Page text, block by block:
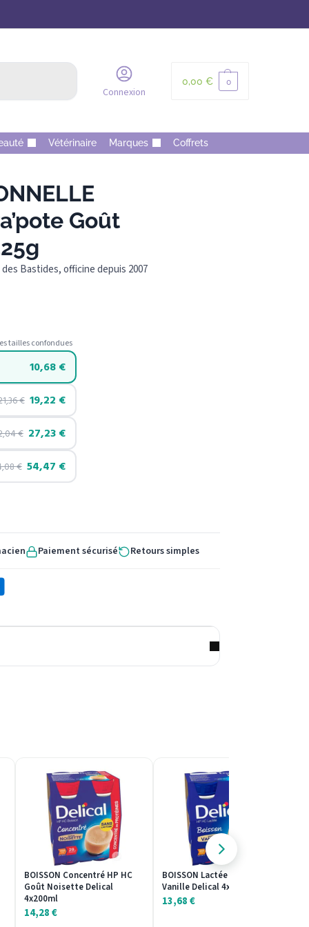
Connexion
0,00 € 0
Vétérinaire Marques Coffrets
Goût
des Bastides, officine depuis 2007
tailles confondues
10,68€
€ 19,22 €
€ 27,23€
€ 54,47 €
Paiement sécurisé Retours simples
BOISSON Concentré HP HC
Goût Noisette Delical
4x200ml
14,28€
BOISSON Lactée HP HC Goût
Vanille Delical 4x200ml
13,68€